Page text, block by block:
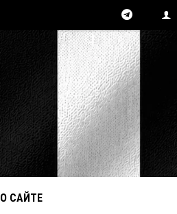
О САЙТЕ